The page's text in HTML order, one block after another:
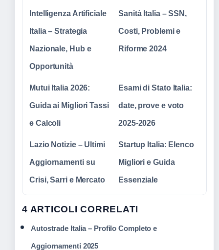
Intelligenza Artificiale
Italia – Strategia
Nazionale, Hub e
Opportunità
Sanità Italia – SSN,
Costi, Problemi e
Riforme 2024
Mutui Italia 2026:
Guida ai Migliori Tassi
e Calcoli
Esami di Stato Italia:
date, prove e voto
2025-2026
Lazio Notizie – Ultimi
Aggiornamenti su
Crisi, Sarri e Mercato
Startup Italia: Elenco
Migliori e Guida
Essenziale
4 ARTICOLI CORRELATI
Autostrade Italia – Profilo Completo e
Aggiornamenti 2025